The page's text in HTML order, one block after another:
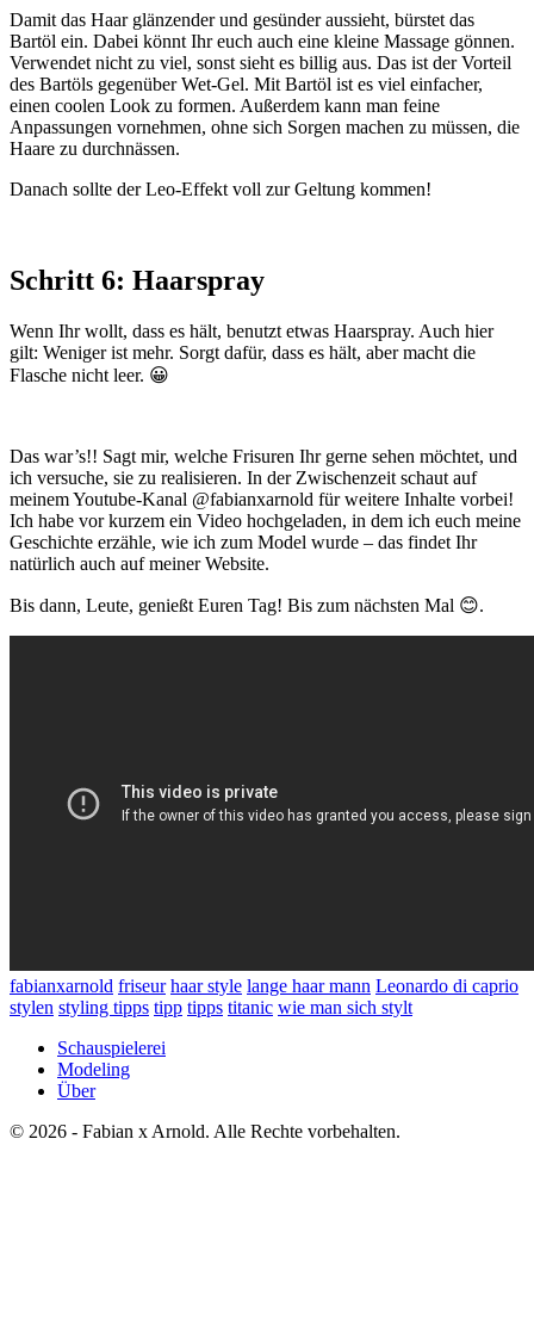
Damit das Haar glänzender und gesünder aussieht, bürstet das
Bartöl ein. Dabei könnt Ihr euch auch eine kleine Massage gönnen.
Verwendet nicht zu viel, sonst sieht es billig aus. Das ist der Vorteil
des Bartöls gegenüber Wet-Gel. Mit Bartöl ist es viel einfacher,
einen coolen Look zu formen. Außerdem kann man feine
Anpassungen vornehmen, ohne sich Sorgen machen zu müssen, die
Haare zu durchnässen.
Danach sollte der Leo-Effekt voll zur Geltung kommen!
Schritt 6: Haarspray
Wenn Ihr wollt, dass es hält, benutzt etwas Haarspray. Auch hier
gilt: Weniger ist mehr. Sorgt dafür, dass es hält, aber macht die
Flasche nicht leer. 😀
Das war’s!! Sagt mir, welche Frisuren Ihr gerne sehen möchtet, und
ich versuche, sie zu realisieren. In der Zwischenzeit schaut auf
meinem Youtube-Kanal @fabianxarnold für weitere Inhalte vorbei!
Ich habe vor kurzem ein Video hochgeladen, in dem ich euch meine
Geschichte erzähle, wie ich zum Model wurde – das findet Ihr
natürlich auch auf meiner Website.
Bis dann, Leute, genießt Euren Tag! Bis zum nächsten Mal 😊.
fabianxarnold friseur haar style lange haar mann Leonardo di caprio
stylen styling tipps tipp tipps titanic wie man sich stylt
Schauspielerei
Modeling
Über
© 2026 - Fabian x Arnold. Alle Rechte vorbehalten.